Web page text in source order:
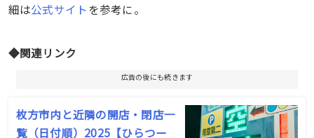
細は公式サイト を参考に。
◆関連リンク
広告の後にも続きます
枚方市内と近隣の開店・閉店一
覧（日付順）2025【ひらつー